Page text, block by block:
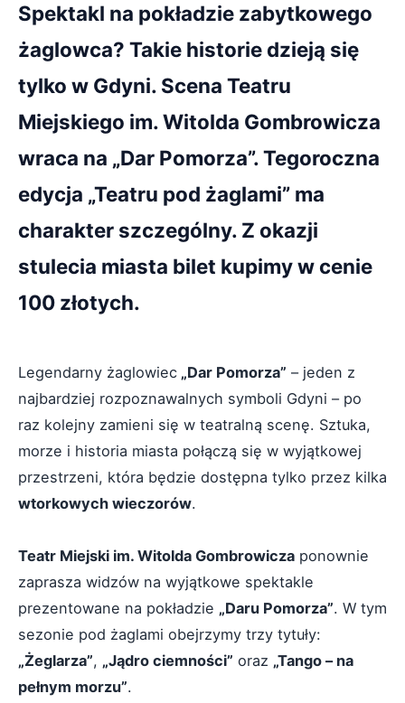
Spektakl na pokładzie zabytkowego
żaglowca? Takie historie dzieją się
tylko w Gdyni. Scena Teatru
Miejskiego im. Witolda Gombrowicza
wraca na „Dar Pomorza”. Tegoroczna
edycja „Teatru pod żaglami” ma
charakter szczególny. Z okazji
stulecia miasta bilet kupimy w cenie
100 złotych.
Legendarny żaglowiec „Dar Pomorza” – jeden z
najbardziej rozpoznawalnych symboli Gdyni – po
raz kolejny zamieni się w teatralną scenę. Sztuka,
morze i historia miasta połączą się w wyjątkowej
przestrzeni, która będzie dostępna tylko przez kilka
wtorkowych wieczorów.
Teatr Miejski im. Witolda Gombrowicza ponownie
zaprasza widzów na wyjątkowe spektakle
prezentowane na pokładzie „Daru Pomorza”. W tym
sezonie pod żaglami obejrzymy trzy tytuły:
„Żeglarza”, „Jądro ciemności” oraz „Tango – na
pełnym morzu”.